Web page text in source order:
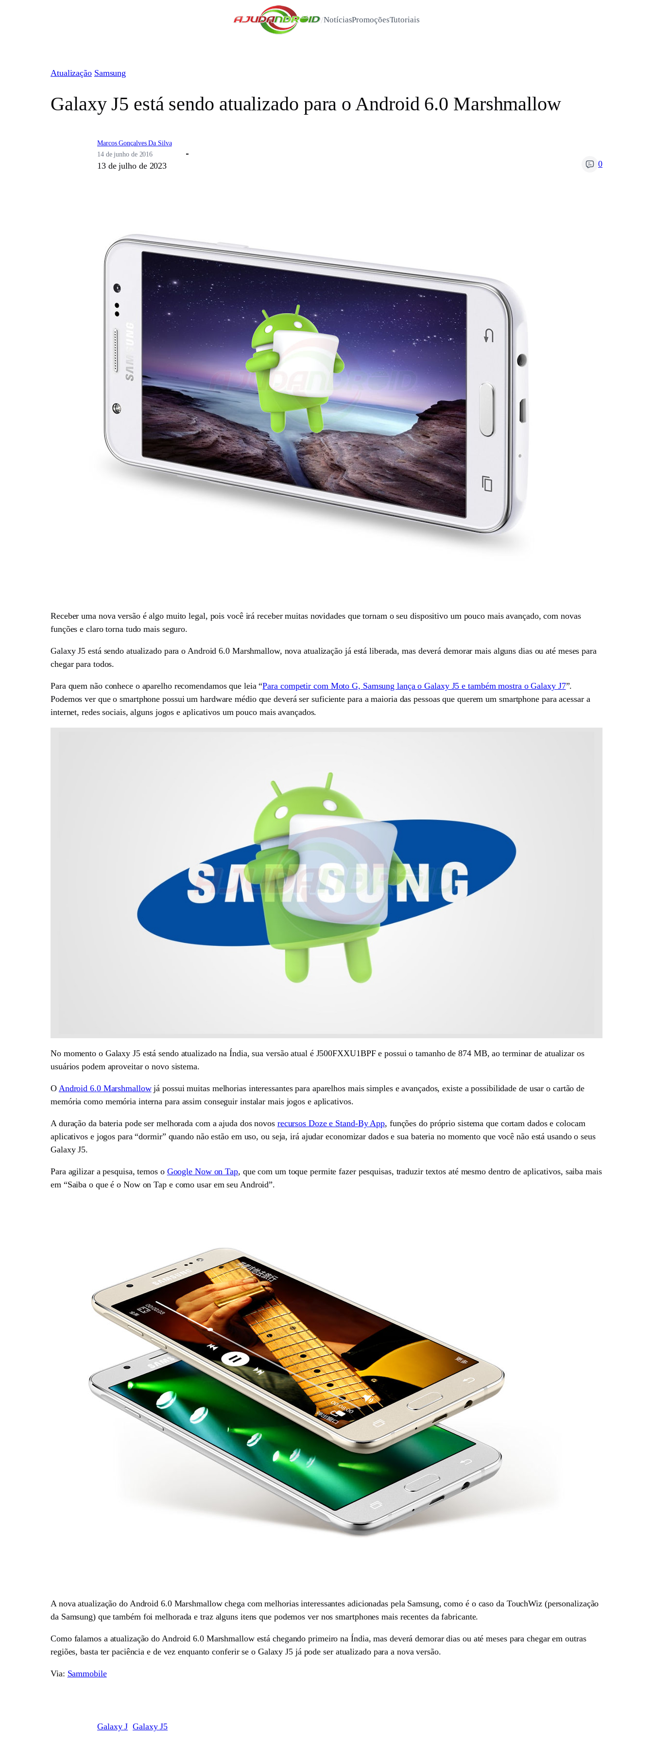
/NotíciasPromoçõesTutoriais
Atualização Samsung
Galaxy J5 está sendo atualizado para o Android 6.0 Marshmallow
Marcos Gonçalves Da Silva
14 de junho de 2016
13 de julho de 2023 0
Receber uma nova versão é algo muito legal, pois você irá receber muitas novidades que tornam o seu dispositivo um pouco mais avançado, com novas
funções e claro torna tudo mais seguro.
Galaxy J5 está sendo atualizado para o Android 6.0 Marshmallow, nova atualização já está liberada, mas deverá demorar mais alguns dias ou até meses para
chegar para todos.
Para quem não conhece o aparelho recomendamos que leia “Para competir com Moto G, Samsung lança o Galaxy J5 e também mostra o Galaxy J7”.
Podemos ver que o smartphone possui um hardware médio que deverá ser suficiente para a maioria das pessoas que querem um smartphone para acessar a
internet, redes sociais, alguns jogos e aplicativos um pouco mais avançados.
No momento o Galaxy J5 está sendo atualizado na Índia, sua versão atual é J500FXXU1BPF e possui o tamanho de 874 MB, ao terminar de atualizar os
usuários podem aproveitar o novo sistema.
O Android 6.0 Marshmallowjá possui muitas melhorias interessantes para aparelhos mais simples e avançados, existe a possibilidade de usar o cartão de
memória como memória interna para assim conseguir instalar mais jogos e aplicativos.
A duração da bateria pode ser melhorada com a ajuda dos novos recursos Doze e Stand-By App, funções do próprio sistema que cortam dados e colocam
aplicativos e jogos para “dormir” quando não estão em uso, ou seja, irá ajudar economizar dados e sua bateria no momento que você não está usando o seus
Galaxy J5.
Para agilizar a pesquisa, temos o Google Now on Tap, que com um toque permite fazer pesquisas, traduzir textos até mesmo dentro de aplicativos, saiba mais
em “Saiba o que é o Now on Tap e como usar em seu Android”.
A nova atualização do Android 6.0 Marshmallow chega com melhorias interessantes adicionadas pela Samsung, como é o caso da TouchWiz (personalização
da Samsung) que também foi melhorada e traz alguns itens que podemos ver nos smartphones mais recentes da fabricante.
Como falamos a atualização do Android 6.0 Marshmallow está chegando primeiro na Índia, mas deverá demorar dias ou até meses para chegar em outras
regiões, basta ter paciência e de vez enquanto conferir se o Galaxy J5 já pode ser atualizado para a nova versão.
Via: Sammobile
Galaxy J Galaxy J5